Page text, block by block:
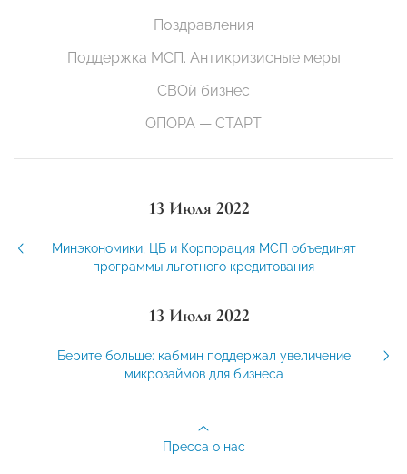
Поздравления
Поддержка МСП. Антикризисные меры
СВОй бизнес
ОПОРА — СТАРТ
13 Июля 2022
Минэкономики, ЦБ и Корпорация МСП объединят
программы льготного кредитования
13 Июля 2022
Берите больше: кабмин поддержал увеличение
микрозаймов для бизнеса
Пресса о нас